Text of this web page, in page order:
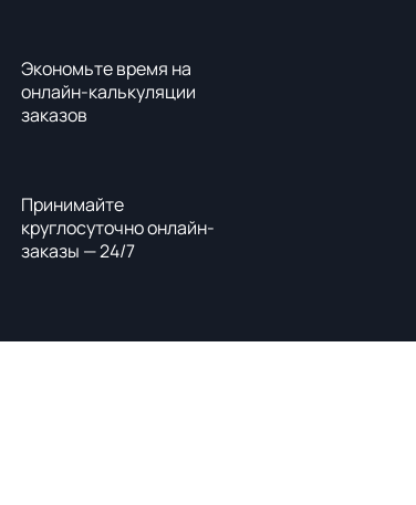
Экономьте время на
онлайн-калькуляции
заказов
Принимайте
круглосуточно онлайн-
заказы — 24/7